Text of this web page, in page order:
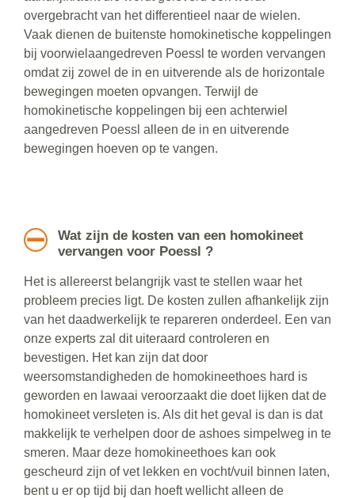
overgebracht van het differentieel naar de wielen.
Vaak dienen de buitenste homokinetische koppelingen
bij voorwielaangedreven Poessl te worden vervangen
omdat zij zowel de in en uitverende als de horizontale
bewegingen moeten opvangen. Terwijl de
homokinetische koppelingen bij een achterwiel
aangedreven Poessl alleen de in en uitverende
bewegingen hoeven op te vangen.
Wat zijn de kosten van een homokineet
vervangen voor Poessl ?
Het is allereerst belangrijk vast te stellen waar het
probleem precies ligt. De kosten zullen afhankelijk zijn
van het daadwerkelijk te repareren onderdeel. Een van
onze experts zal dit uiteraard controleren en
bevestigen. Het kan zijn dat door
weersomstandigheden de homokineethoes hard is
geworden en lawaai veroorzaakt die doet lijken dat de
homokineet versleten is. Als dit het geval is dan is dat
makkelijk te verhelpen door de ashoes simpelweg in te
smeren. Maar deze homokineethoes kan ook
gescheurd zijn of vet lekken en vocht/vuil binnen laten,
bent u er op tijd bij dan hoeft wellicht alleen de